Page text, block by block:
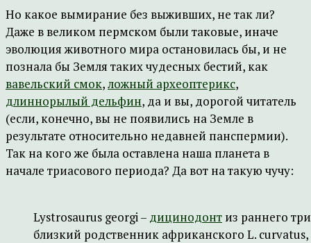
Но какое вымирание без выживших, не так ли?
Даже в великом пермском были таковые, иначе
эволюция животного мира остановилась бы, и не
познала бы Земля таких чудесных бестий, как
вавельский смок,ложный археоптерикс,
длиннорылый дельфин, да и вы, дорогой читатель
(если, конечно, вы не появились на Земле в
результате относительно недавней панспермии).
Так на кого же была оставлена наша планета в
начале триасового периода? Да вот на такую чучу:
Lystrosaurus georgi – дицинодонт из раннего
близкий родственник африканского L.